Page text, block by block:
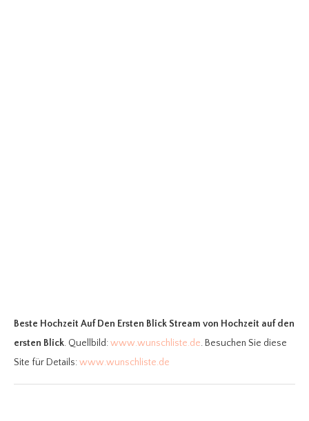
Beste Hochzeit Auf Den Ersten Blick Stream von Hochzeit auf den
ersten Blick. Quellbild:www.wunschliste.de. Besuchen Sie diese
Site für Details:www.wunschliste.de